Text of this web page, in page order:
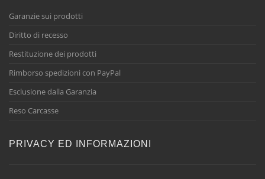
Garanzie sui prodotti
Diritto di recesso
Restituzione dei prodotti
Rimborso spedizioni con PayPal
Esclusione dalla Garanzia
Reso Carcasse
PRIVACY ED INFORMAZIONI